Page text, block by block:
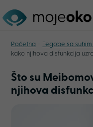
Početna Tegobe sa
kako njihova disfunkcija
Što su
njihova